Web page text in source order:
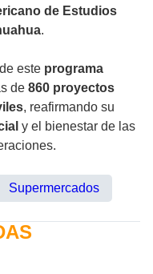
de Estudios
.
este programa
de 860 proyectos
, reafirmando su
y el bienestar de las
Supermercados